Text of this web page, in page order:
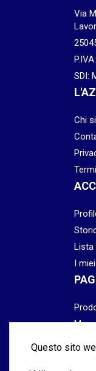
Via
SDI:
Chi
Lista
I
Questo sito